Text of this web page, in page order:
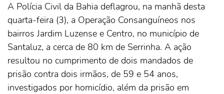
A Polícia Civil da Bahia deflagrou, na manhã desta
quarta-feira (3), a Operação Consanguíneos nos
bairros Jardim Luzense e Centro, no município de
Santaluz, a cerca de 80 km de Serrinha. A ação
resultou no cumprimento de dois mandados de
prisão contra dois irmãos, de 59 e 54 anos,
investigados por homicídio, além da prisão em